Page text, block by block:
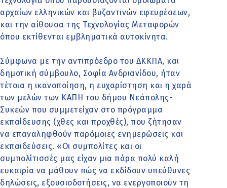
αρχαίων ελληνικών και βυζαντινών εφευρέσεων,
και την αίθουσα της Τεχνολογίας Μεταφορών
όπου εκτίθενται εμβληματικά αυτοκίνητα.
Σύμφωνα με την αντιπρόεδρο του ΔΚΚΠΑ, και
δημοτική σύμβουλο, Σοφία Ανδριανίδου, ήταν
τέτοια η ικανοποίηση, η ευχαρίστηση και η χαρά
των μελών των ΚΑΠΗ του δήμου Νεάπολης-
Συκεών που συμμετείχαν στο πρόγραμμα
εκπαίδευσης (χθες και προχθές), που ζήτησαν
να επαναληφθούν παρόμοιες ενημερώσεις και
εκπαιδεύσεις. «Οι συμπολίτες και οι
συμπολίτισσές μας είχαν μια πάρα πολύ καλή
ευκαιρία να μάθουν πώς να εκδίδουν υπεύθυνες
δηλώσεις, εξουσιοδοτήσεις, να ενεργοποιούν τη